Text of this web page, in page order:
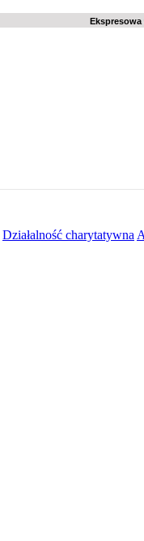
Działalność charytatywna